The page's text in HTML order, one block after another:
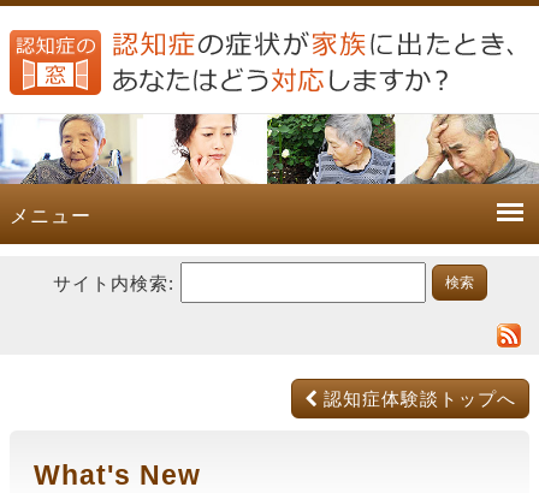
メニュー
サイト内検索:
認知症体験談トップへ
What's New